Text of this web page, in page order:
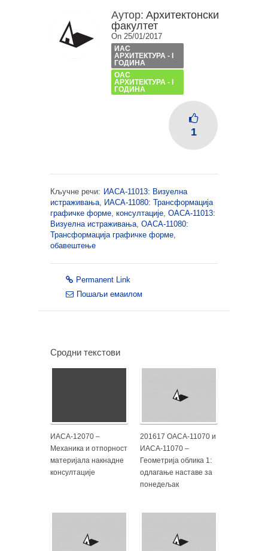
Аутор: Архитектонски
факултет
On 25/01/2017
ИАС
АРХИТЕКТУРА - I
ГОДИНА
ОАС
АРХИТЕКТУРА - I
ГОДИНА
1
Кључне речи: ИАСА-11013: Визуелна
истраживања, ИАСА-11080: Трансформација
графичке форме, консултације, ОАСА-11013:
Визуелна истраживања, ОАСА-11080:
Трансформација графичке форме,
обавештење
Permanent Link
Пошаљи емаилом
Сродни текстови
ИАСА-12070 –
Механика и отпорност
материјала накнадне
консултације
201617 ОАСА-11070 и
ИАСА-11070 –
Геометрија облика 1:
одлагање наставе за
понедељак